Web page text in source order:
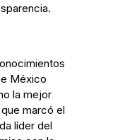
México
la mejor
marcó el
líder del